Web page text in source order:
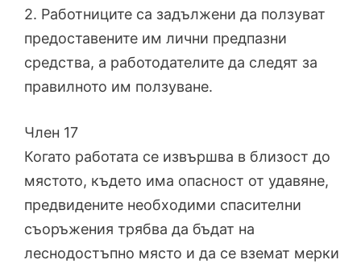
2. Работниците са задължени да ползуват
предоставените им лични предпазни
средства, а работодателите да следят за
правилното им ползуване.
Член 17
Когато работата се извършва в близост до
мястото, където има опасност от удавяне,
предвидените необходими спасителни
съоръжения трябва да бъдат на
леснодостъпно място и да се вземат мерки